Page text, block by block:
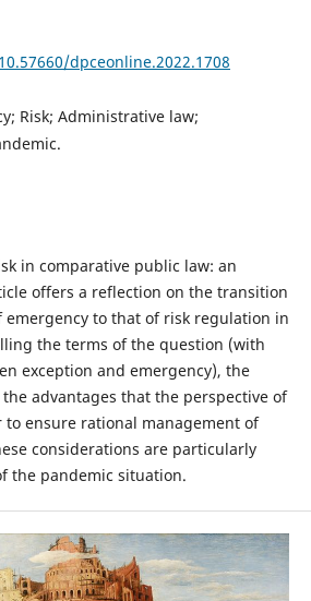
dpceonline.2022.1708
Risk; Administrative law;
in comparative public law: an
offers a reflection on the transition
to that of risk regulation in
the terms of the question (with
exception and emergency), the
advantages that the perspective of
ensure rational management of
considerations are particularly
the pandemic situation.